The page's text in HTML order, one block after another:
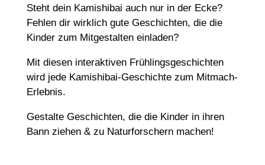
Steht dein Kamishibai auch nur in der Ecke?
Fehlen dir wirklich gute Geschichten, die die
Kinder zum Mitgestalten einladen?
Mit diesen interaktiven Frühlingsgeschichten
wird jede Kamishibai-Geschichte zum Mitmach-
Erlebnis.
Gestalte Geschichten, die die Kinder in ihren
Bann ziehen & zu Naturforschern machen!